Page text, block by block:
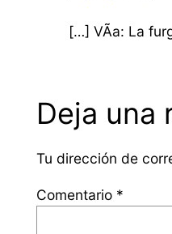
[…] VÃ­a: La
Deja una
Tu dirección de
Comentario *